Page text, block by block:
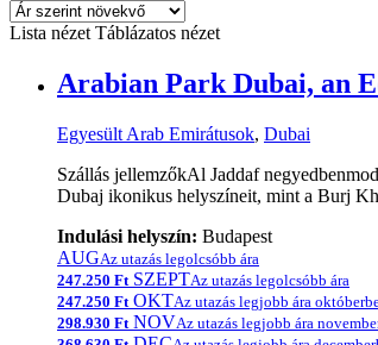
Lista nézet Táblázatos nézet
Arabian Park Dubai, an
Egyesült Arab Emirátusok, Dubai
Szállás jellemzőkAl Jaddaf
Dubaj ikonikus helyszíneit, mint a Burj
Indulási helyszín: Budapest
AUGAz utazás legolcsóbb ára
247.250 Ft SZEPTAz utazás legolcsóbb ára
247.250 Ft OKTAz utazás legjobb ára
298.930 Ft NOVAz utazás legjobb ára